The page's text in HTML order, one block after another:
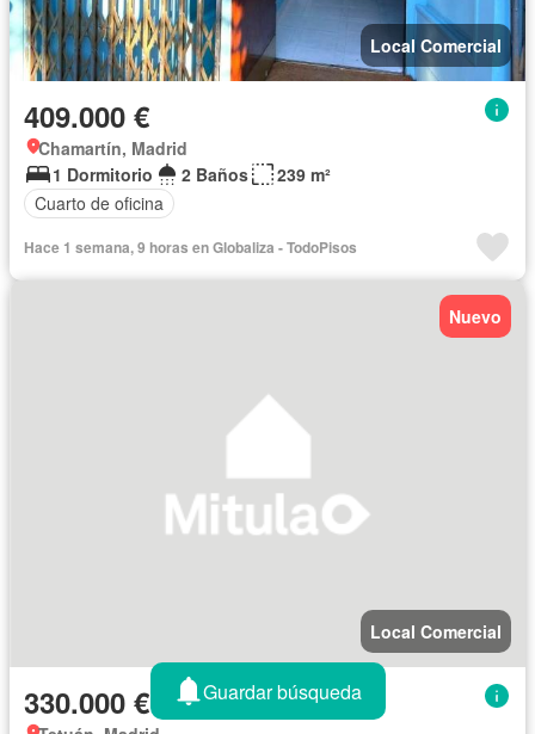
Local Comercial
409.000 €
Chamartín, Madrid
1 Dormitorio
2 Baños
239 m²
Cuarto de oficina
Hace 1 semana, 9 horas en Globaliza - TodoPisos
Nuevo
Local Comercial
330.000 € Guardar búsqueda